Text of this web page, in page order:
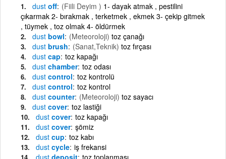
dust off (Fiili Deyim ) 1- dayak atmak , pestilini
çıkarmak 2- bırakmak , terketmek , ekmek 3- çekip gitmek
, tüymek , toz olmak 4- öldürmek
dust bowl (Meteoroloji) toz çanağı
dust brush (Sanat,Teknik) toz fırçası
dust cap toz kapağı
dust chamber toz odası
dust control toz kontrolü
dust control toz kontrol
dust counter (Meteoroloji) toz sayacı
dust cover toz lastiği
dust cover toz kapağı
dust cover şömiz
dust cup toz kabı
dust cycle iş frekansi
dust deposit toz toplanması